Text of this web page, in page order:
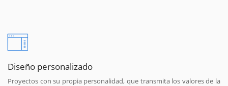
Diseño personalizado
Proyectos con su propia personalidad, que transmita los valores de la